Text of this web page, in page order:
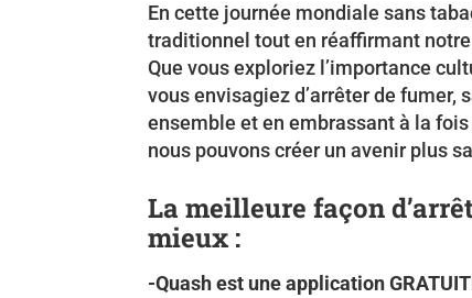
En cette journée mondiale sans
traditionnel tout en réaffirmant
Que vous exploriez l’importance
vous envisagiez d’arrêter de
ensemble et en embrassant à la
nous pouvons créer un avenir plus
La meilleure façon
mieux :
-Quash est une application